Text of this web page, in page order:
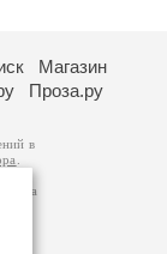
Магазин
Проза.ру
в
за